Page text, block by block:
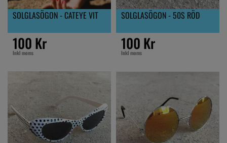
SOLGLASÖGON - CATEYE VIT
100 Kr
Inkl moms
SOLGLASÖGON - 50S RÖD
100 Kr
Inkl moms